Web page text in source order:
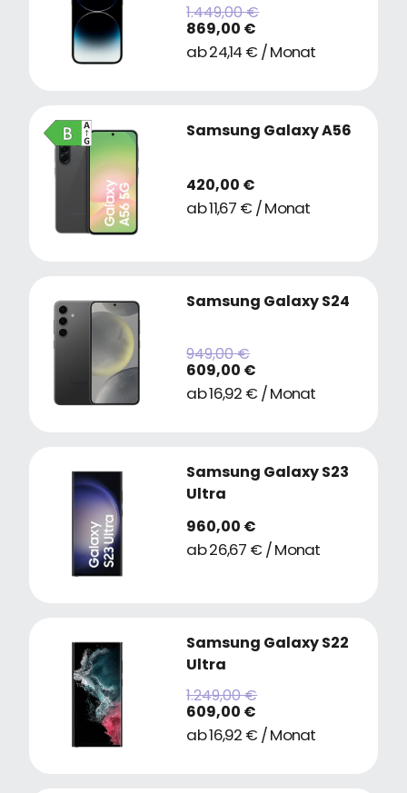
1.449,00 €
869,00 €
ab 24,14 € / Monat
Samsung Galaxy A56
420,00 €
ab 11,67 € / Monat
Samsung Galaxy S24
949,00 €
609,00 €
ab 16,92 € / Monat
Samsung Galaxy S23
Ultra
960,00 €
ab 26,67 € / Monat
Samsung Galaxy S22
Ultra
1.249,00 €
609,00 €
ab 16,92 € / Monat